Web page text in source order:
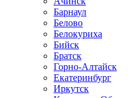
Барнаул
Белово
Белокуриха
Бийск
Братск
Горно-Алтайск
Екатеринбург
Иркутск